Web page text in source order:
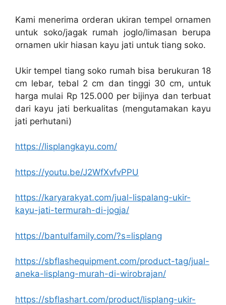
Kami menerima orderan ukiran tempel ornamen
untuk soko/jagak rumah joglo/limasan berupa
ornamen ukir hiasan kayu jati untuk tiang soko.
Ukir tempel tiang soko rumah bisa berukuran 18
cm lebar, tebal 2 cm dan tinggi 30 cm, untuk
harga mulai Rp 125.000 per bijinya dan terbuat
dari kayu jati berkualitas (mengutamakan kayu
jati perhutani)
https://lisplangkayu.com/
https://youtu.be/J2WfXvfvPPU
https://karyarakyat.com/jual-lispalang-ukir-
kayu-jati-termurah-di-jogja/
https://bantulfamily.com/?s=lisplang
https://sbflashequipment.com/product-tag/jual-
aneka-lisplang-murah-di-wirobrajan/
https://sbflashart.com/product/lisplang-ukir-